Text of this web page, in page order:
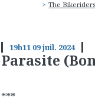
The
19h11 09juil. 2024
Parasite
***